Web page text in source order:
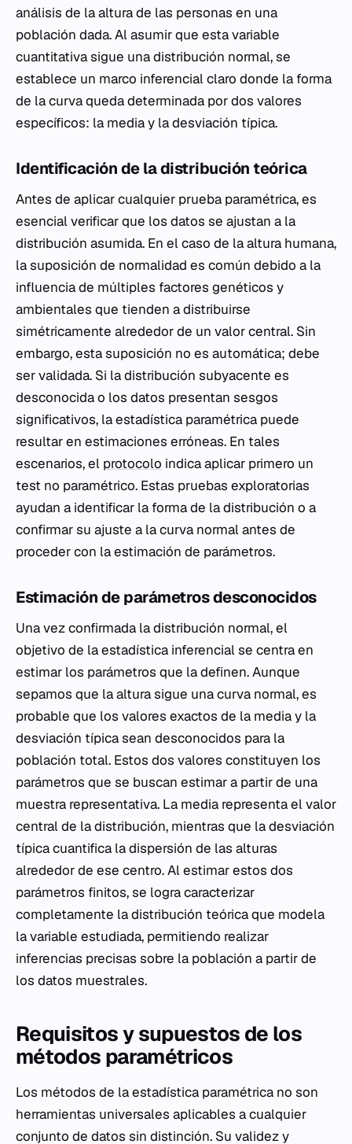
análisis de la altura de las personas en una
población dada. Al asumir que esta variable
cuantitativa sigue una distribución normal, se
establece un marco inferencial claro donde la forma
de la curva queda determinada por dos valores
específicos: la media y la desviación típica.
Identificación de la distribución teórica
Antes de aplicar cualquier prueba paramétrica, es
esencial verificar que los datos se ajustan a la
distribución asumida. En el caso de la altura humana,
la suposición de normalidad es común debido a la
influencia de múltiples factores genéticos y
ambientales que tienden a distribuirse
simétricamente alrededor de un valor central. Sin
embargo, esta suposición no es automática; debe
ser validada. Si la distribución subyacente es
desconocida o los datos presentan sesgos
significativos, la estadística paramétrica puede
resultar en estimaciones erróneas. En tales
escenarios, el protocolo indica aplicar primero un
test no paramétrico. Estas pruebas exploratorias
ayudan a identificar la forma de la distribución o a
confirmar su ajuste a la curva normal antes de
proceder con la estimación de parámetros.
Estimación de parámetros desconocidos
Una vez confirmada la distribución normal, el
objetivo de la estadística inferencial se centra en
estimar los parámetros que la definen. Aunque
sepamos que la altura sigue una curva normal, es
probable que los valores exactos de la media y la
desviación típica sean desconocidos para la
población total. Estos dos valores constituyen los
parámetros que se buscan estimar a partir de una
muestra representativa. La media representa el valor
central de la distribución, mientras que la desviación
típica cuantifica la dispersión de las alturas
alrededor de ese centro. Al estimar estos dos
parámetros finitos, se logra caracterizar
completamente la distribución teórica que modela
la variable estudiada, permitiendo realizar
inferencias precisas sobre la población a partir de
los datos muestrales.
Requisitos y supuestos de los
métodos paramétricos
Los métodos de la estadística paramétrica no son
herramientas universales aplicables a cualquier
conjunto de datos sin distinción. Su validez y